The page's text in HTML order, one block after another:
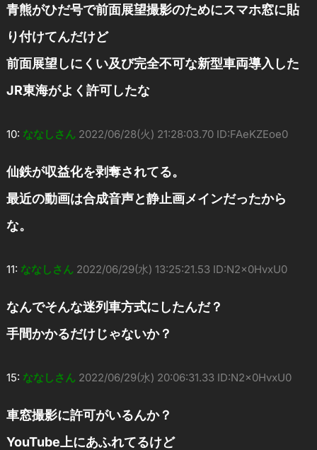
青熊がひだ号で前面展望撮影のためにスマホ窓に貼
り付けてんだけど
前面展望しにくい及び完全不可な新型車両導入した
JR東海がよく許可したな
10: ななしさん 2022/06/28(火) 21:28:03.70 ID:FAeKZEoe0
仙鉄が収益化を剥奪されてる。
最近の動画は合成音声と静止画メインだったから
な。
11: ななしさん 2022/06/29(水) 13:25:21.53 ID:N2x0HvxU0
なんでそんな迷列車方式にしたんだ？
手間かかるだけじゃないか？
15: ななしさん 2022/06/29(水) 20:06:31.33 ID:N2x0HvxU0
車窓撮影に許可がいるんか？
YouTube上にあふれてるけど